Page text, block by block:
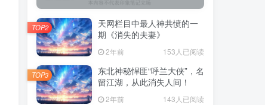
天网栏目中最人神共愤的一
期《消失的夫妻》
2年前 153人已阅读
TOP2
东北神秘悍匪“呼兰大侠”，名
留江湖，从此消失人间！
2年前 143人已阅读
TOP3